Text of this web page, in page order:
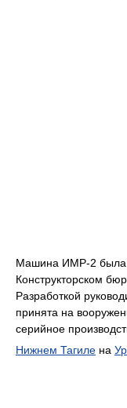
Машина ИМР-2 была
Конструкторском
Разработкой
принята на
серийное
Нижнем Тагиле на